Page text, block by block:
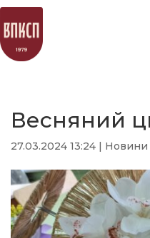
Весняний
27.03.2024 13:24 Новини